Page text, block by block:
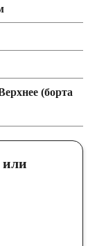
(борта
или